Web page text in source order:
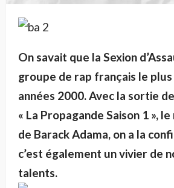
On savait que la Sexion
groupe de rap français le
années 2000. Avec la sortie
« La Propagande Saison 1 »,
de Barack Adama, on a la
c’est également un vivier de
talents.